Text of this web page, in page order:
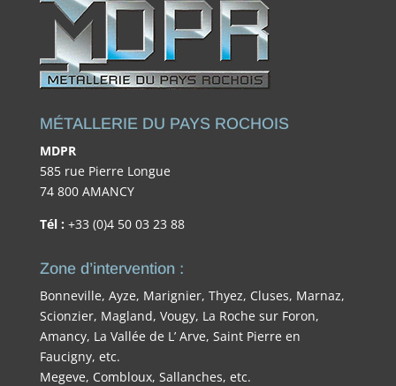
MÉTALLERIE DU PAYS ROCHOIS
MDPR
585 rue Pierre Longue
74 800 AMANCY
Tél : +33 (0)4 50 03 23 88
Zone d’intervention :
Bonneville, Ayze, Marignier, Thyez, Cluses, Marnaz,
Scionzier, Magland, Vougy, La Roche sur Foron,
Amancy, La Vallée de L’ Arve, Saint Pierre en
Faucigny, etc.
Megeve, Combloux, Sallanches, etc.